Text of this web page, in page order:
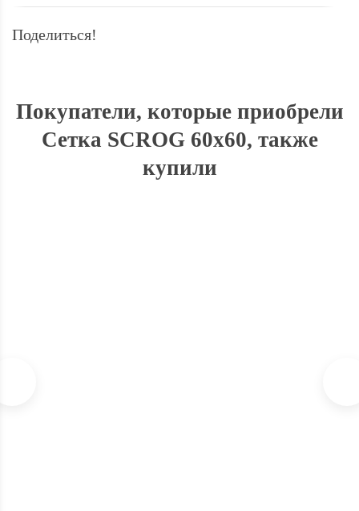
Поделиться!
Покупатели, которые приобрели
Сетка SCROG 60x60, также
купили